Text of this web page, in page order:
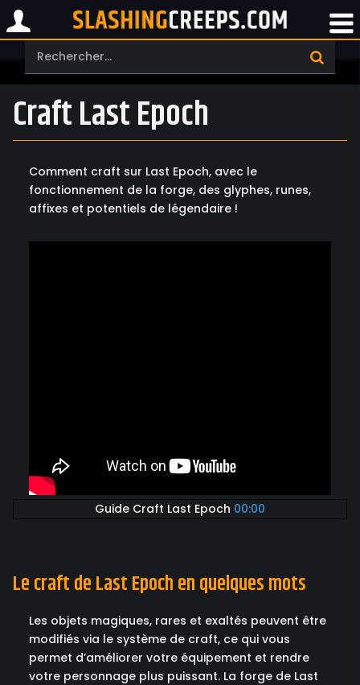
Craft Last Epoch
Comment craft sur Last Epoch, avec le
fonctionnement de la forge, des glyphes, runes,
affixes et potentiels de légendaire !
Guide Craft Last Epoch 00:00
Le craft de Last Epoch en quelques mots
Les objets magiques, rares et exaltés peuvent être
modifiés via le système de craft, ce qui vous
permet d’améliorer votre équipement et rendre
votre personnage plus puissant. La forge de Last